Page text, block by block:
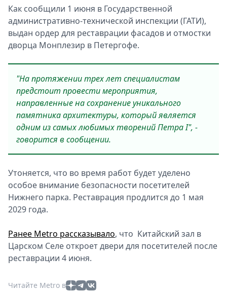
Как сообщили 1 июня в Государственной
административно-технической инспекции (ГАТИ),
выдан ордер для реставрации фасадов и отмостки
дворца Монплезир в Петергофе.
"На протяжении трех лет специалистам
предстоит провести мероприятия,
направленные на сохранение уникального
памятника архитектуры, который является
одним из самых любимых творений Петра I", -
говорится в сообщении.
Утоняется, что во время работ будет уделено
особое внимание безопасности посетителей
Нижнего парка. Реставрация продлится до 1 мая
2029 года.
Ранее Metro рассказывало, что Китайский зал в
Царском Селе откроет двери для посетителей после
реставрации 4 июня.
Читайте Metro в